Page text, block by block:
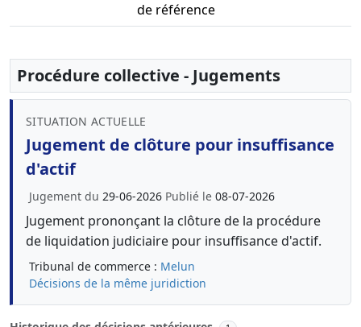
de référence
Procédure collective - Jugements
SITUATION ACTUELLE
Jugement de clôture pour insuffisance
d'actif
Jugement du 29-06-2026 Publié le 08-07-2026
Jugement prononçant la clôture de la procédure
de liquidation judiciaire pour insuffisance d'actif.
Tribunal de commerce : Melun
Décisions de la même juridiction